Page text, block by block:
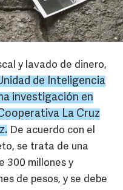
y lavado de dinero,
de Inteligencia
investigación en
La Cruz
De acuerdo con el
se trata de una
300 millones y
de pesos, y se debe